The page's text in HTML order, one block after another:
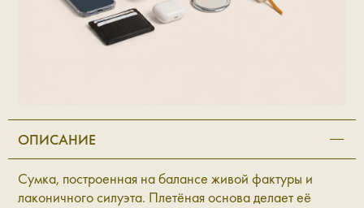
ОПИСАНИЕ
Сумка, построенная на балансе живой фактуры и
лаконичного силуэта. Плетёная основа делает её